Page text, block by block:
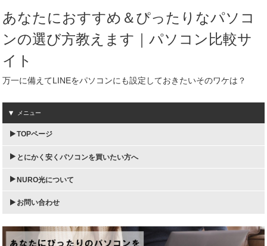
あなたにおすすめ＆ぴったりなパソコ
ンの選び方教えます｜パソコン比較サ
イト
万一に備えてLINEをパソコンにも設定しておきたいそのワケは？
メニュー
TOPページ
とにかく安くパソコンを買いたい方へ
NURO光について
お問い合わせ